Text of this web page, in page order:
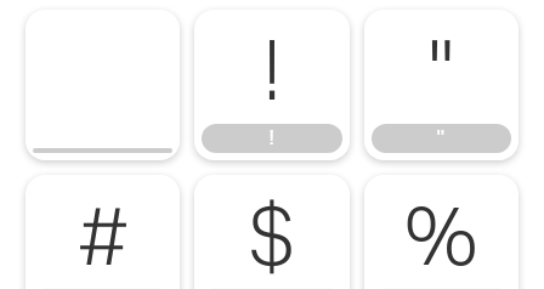
!
!
"
"
# $ %